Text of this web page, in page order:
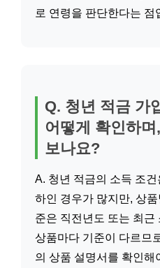
로 연령을 판단한다는 점
Q. 청년 적금 가
어떻게 확인하
보나요?
A. 청년 적금의 소득 조건
하인 경우가 많지만, 상품
준은 직전년도 또는 최근
상품마다 기준이 다르므
의 상품 설명서를 확인해